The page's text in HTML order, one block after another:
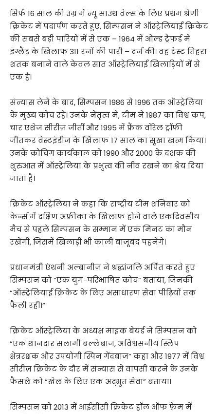
सिर्फ 16 साल की उम्र में न्यू साउथ वेल्स के लिए प्रथम श्रेणी
क्रिकेट में पदार्पण करते हुए, सिम्पसन ने ऑस्ट्रेलियाई क्रिकेट
की सबसे बड़ी पारियों में से एक – 1964 में ओल्ड ट्रैफर्ड में
इंग्लैंड के खिलाफ 311 रनों की पारी – दर्ज की। वह टेस्ट तिहरा
शतक बनाने वाले केवल सात ऑस्ट्रेलियाई खिलाड़ियों में से
एक हैं।
संन्यास लेने के बाद, सिम्पसन 1986 से 1996 तक ऑस्ट्रेलिया
के मुख्य कोच रहे। उनके नेतृत्व में, टीम ने 1987 का विश्व कप,
चार एशेज सीरीज़ जीतीं और 1995 में फ्रैंक वॉरेल ट्रॉफी
जीतकर वेस्टइंडीज के खिलाफ 17 साल का सूखा खत्म किया।
उनके कोचिंग कार्यकाल को 1990 और 2000 के दशक की
शुरुआत में ऑस्ट्रेलिया के प्रभुत्व की नींव रखने का श्रेय दिया
जाता है।
क्रिकेट ऑस्ट्रेलिया ने कहा कि राष्ट्रीय टीम शनिवार को
केर्न्स में दक्षिण अफ्रीका के खिलाफ होने वाले एकदिवसीय
मैच से पहले सिम्पसन के सम्मान में एक मिनट का मौन
रखेगी, जिसमें खिलाड़ी भी काली बाजूबंद पहनेंगे।
प्रधानमंत्री एंथनी अल्बानीज़ ने श्रद्धांजलि अर्पित करते हुए
सिम्पसन को “एक युग-परिभाषित कोच” बताया, जिनकी
“ऑस्ट्रेलियाई क्रिकेट के लिए असाधारण सेवा पीढ़ियों तक
फैली रही।”
क्रिकेट ऑस्ट्रेलिया के अध्यक्ष माइक बेयर्ड ने सिम्पसन को
“एक शानदार सलामी बल्लेबाज, अविश्वसनीय स्लिप
क्षेत्ररक्षक और उपयोगी स्पिन गेंदबाज” कहा और 1977 में विश्व
सीरीज़ क्रिकेट के दौर में संन्यास से वापसी करने के उनके
फैसले को “खेल के लिए एक अद्भुत सेवा” बताया।
सिम्पसन को 2013 में आईसीसी क्रिकेट हॉल ऑफ फ़ेम में